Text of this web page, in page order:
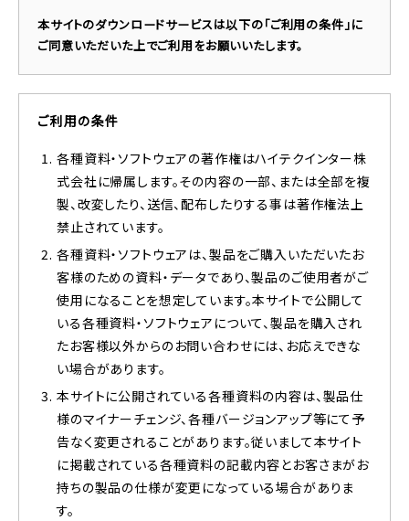
本サイトのダウンロードサービスは以下の「ご利用の条件」に
ご同意いただいた上でご利用をお願いいたします。
ご利用の条件
各種資料・ソフトウェアの著作権はハイテクインター株
式会社に帰属します。その内容の一部、または全部を複
製、改変したり、送信、配布したりする事は著作権法上
禁止されています。
各種資料・ソフトウェアは、製品をご購入いただいたお
客様のための資料・データであり、製品のご使用者がご
使用になることを想定しています。本サイトで公開して
いる各種資料・ソフトウェアについて、製品を購入され
たお客様以外からのお問い合わせには、お応えできな
い場合があります。
本サイトに公開されている各種資料の内容は、製品仕
様のマイナーチェンジ、各種バージョンアップ等にて予
告なく変更されることがあります。従いまして本サイト
に掲載されている各種資料の記載内容とお客さまがお
持ちの製品の仕様が変更になっている場合がありま
す。